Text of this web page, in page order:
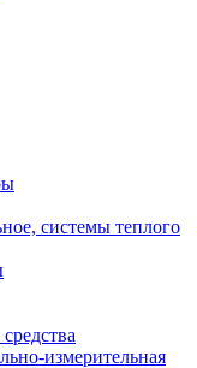
системы теплого
измерительная